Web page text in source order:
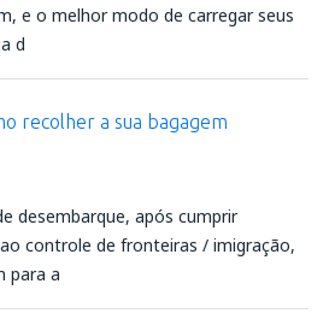
e o melhor modo de carregar seus
d
recolher a sua bagagem
desembarque, após cumprir
controle de fronteiras / imigração,
para a